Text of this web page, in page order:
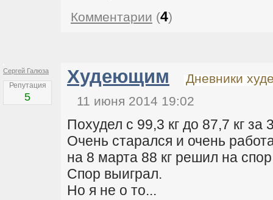
Комментарии (4)
Сергей Галюза
Репутация
5
Худеющим
Дневники
11 июня 2014 19:02
Похудел с 99,3 кг до 87,7 кг за
Очень старался и очень
на 8 марта 88 кг решил на
Спор выиграл.
Но я не о то...